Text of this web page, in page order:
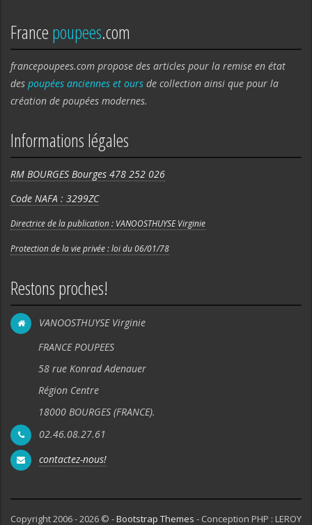
Francepoupees.com
francepoupees.com propose des articles pour la remise en état
des poupées anciennes et ours de collection ainsi que pour la
création de poupées modernes.
Informations légales
RM BOURGES Bourges 478 252 026
Code NAFA : 3299ZC
Directrice de la publication : VANOOSTHUYSE Virginie
Protection de la vie privée : loi du 06/01/78
Restons proches!
VANOOSTHUYSE Virginie
FRANCE POUPEES
58 rue Konrad Adenauer
Région Centre
18000 BOURGES (FRANCE).
02.46.08.27.61
contactez-nous!
Copyright 2006 - 2026 © -Bootstrap Themes - Conception PHP : LEROY